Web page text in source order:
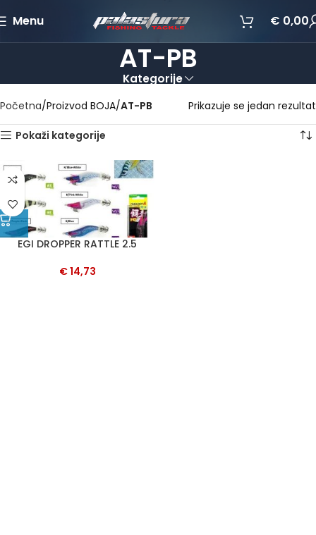
Menu € 0,00
AT-PB
Kategorije
Početna Proizvod BOJA AT-PB Prikazuje se jedan rezultat
Pokaži kategorije
EGI DROPPER RATTLE 2.5
€14,73